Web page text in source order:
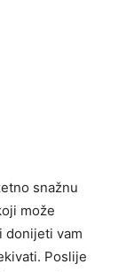
snažnu
može
donijeti vam
Poslije